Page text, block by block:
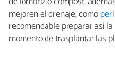
mejoren el drenaje, como
recomendable preparar así
momento de trasplantar las